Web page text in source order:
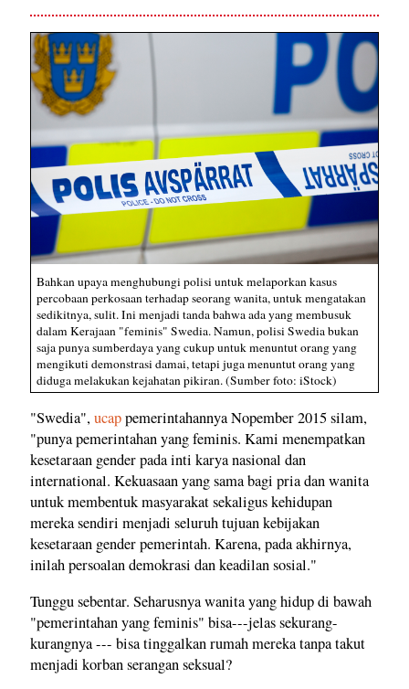
Bahkan upaya menghubungi polisi untuk melaporkan kasus
percobaan perkosaan terhadap seorang wanita, untuk mengatakan
sedikitnya, sulit. Ini menjadi tanda bahwa ada yang membusuk
dalam Kerajaan "feminis" Swedia. Namun, polisi Swedia bukan
saja punya sumberdaya yang cukup untuk menuntut orang yang
mengikuti demonstrasi damai, tetapi juga menuntut orang yang
diduga melakukan kejahatan pikiran. (Sumber foto: iStock)
"Swedia",ucappemerintahannya Nopember 2015 silam,
"punya pemerintahan yang feminis. Kami menempatkan
kesetaraan gender pada inti karya nasional dan
international. Kekuasaan yang sama bagi pria dan wanita
untuk membentuk masyarakat sekaligus kehidupan
mereka sendiri menjadi seluruh tujuan kebijakan
kesetaraan gender pemerintah. Karena, pada akhirnya,
inilah persoalan demokrasi dan keadilan sosial."
Tunggu sebentar. Seharusnya wanita yang hidup di bawah
"pemerintahan yang feminis" bisa---jelas sekurang-
kurangnya --- bisa tinggalkan rumah mereka tanpa takut
menjadi korban serangan seksual?